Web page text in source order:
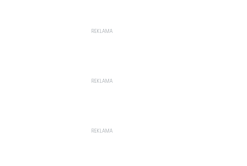
REKLAMA
REKLAMA
REKLAMA